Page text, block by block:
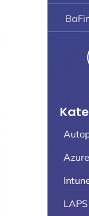
Azure
LAPS